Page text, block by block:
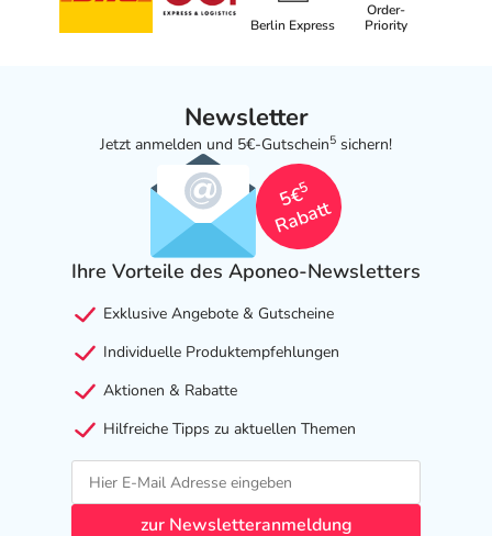
Gegenanzeige in sich birgt.
- Schläfrigkeit
- Mundtrockenheit
- Übelkeit
- Verstopfung
- Kraftlosigkeit bzw. Schwäche
- Appetitlosigkeit
- Antriebssteigerung
- Vermindertes sexuelles Verlangen
- Angstzustände
Berlin Express
Order-
Priority
Newsletter
Jetzt anmelden und 5€-Gutschein5 sichern!
5€
5
Rabatt
Ihre Vorteile des Aponeo-Newsletters
Exklusive Angebote & Gutscheine
Individuelle Produktempfehlungen
Aktionen & Rabatte
Hilfreiche Tipps zu aktuellen Themen
zur Newsletteranmeldung